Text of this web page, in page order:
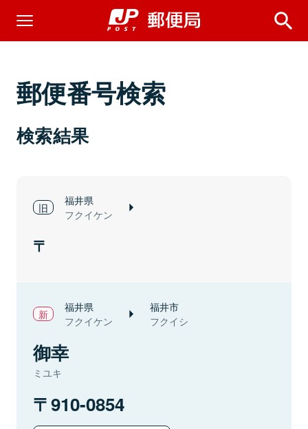
郵便番号検索
検索結果
福井県
フクイケン
福井県
フクイケン
福井市
フクイシ
御幸
ミユキ
910-0854